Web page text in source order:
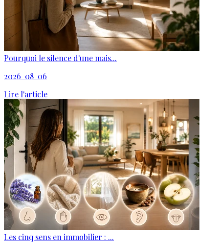
Pourquoi le silence d'une mais...
2026-08-06
Lire l'article
Les cinq sens en immobilier : ...